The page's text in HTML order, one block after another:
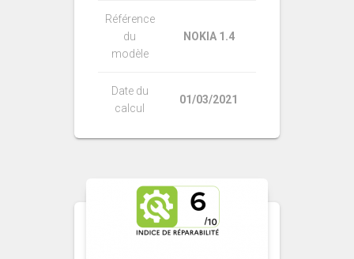
Référence
du
modèle
NOKIA 1.4
Date du
calcul
01/03/2021